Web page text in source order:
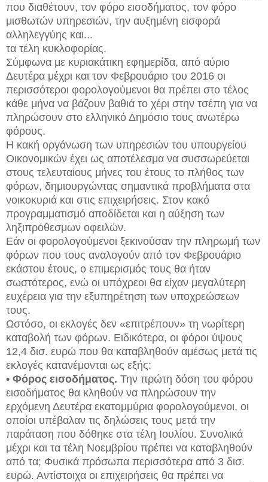
που διαθέτουν, τον φόρο εισοδήματος, τον φόρο
μισθωτών υπηρεσιών, την αυξημένη εισφορά
αλληλεγγύης και...
τα τέλη κυκλοφορίας.
Σύμφωνα με κυριακάτικη εφημερίδα, από αύριο
Δευτέρα μέχρι και τον Φεβρουάριο του 2016 οι
περισσότεροι φορολογούμενοι θα πρέπει στο τέλος
κάθε μήνα να βάζουν βαθιά το χέρι στην τσέπη για να
πληρώσουν στο ελληνικό Δημόσιο τους ανωτέρω
φόρους.
Η κακή οργάνωση των υπηρεσιών του υπουργείου
Οικονομικών έχει ως αποτέλεσμα να συσσωρεύεται
στους τελευταίους μήνες του έτους το πλήθος των
φόρων, δημιουργώντας σημαντικά προβλήματα στα
νοικοκυριά και στις επιχειρήσεις. Στον κακό
προγραμματισμό αποδίδεται και η αύξηση των
ληξιπρόθεσμων οφειλών.
Εάν οι φορολογούμενοι ξεκινούσαν την πληρωμή των
φόρων που τους αναλογούν από τον Φεβρουάριο
εκάστου έτους, ο επιμερισμός τους θα ήταν
σωστότερος, ενώ οι υπόχρεοι θα είχαν μεγαλύτερη
ευχέρεια για την εξυπηρέτηση των υποχρεώσεων
τους.
Ωστόσο, οι εκλογές δεν «επιτρέπουν» τη νωρίτερη
καταβολή των φόρων. Ειδικότερα, οι φόροι ύψους
12,4 δισ. ευρώ που θα καταβληθούν αμέσως μετά τις
εκλογές κατανέμονται ως εξής:
• Φόρος εισοδήματος. Την πρώτη δόση του φόρου
εισοδήματος θα κληθούν να πληρώσουν την
ερχόμενη Δευτέρα εκατομμύρια φορολογούμενοι, οι
οποίοι υπέβαλαν τις δηλώσεις τους μετά την
παράταση που δόθηκε στα τέλη Ιουλίου. Συνολικά
μέχρι και τα τέλη Νοεμβρίου πρέπει να καταβληθούν
από τα; Φυσικά πρόσωπα περισσότερα από 3 δισ.
ευρώ. Αντίστοιχα οι επιχειρήσεις θα πρέπει να